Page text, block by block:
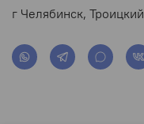
г Челябинск,